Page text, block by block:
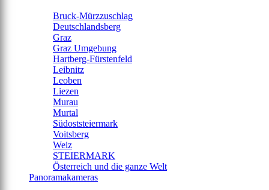
Bruck-Mürzzuschlag
Deutschlandsberg
Graz
Graz Umgebung
Hartberg-Fürstenfeld
Leibnitz
Leoben
Liezen
Murau
Murtal
Südoststeiermark
Voitsberg
Weiz
STEIERMARK
Österreich und die ganze Welt
Panoramakameras